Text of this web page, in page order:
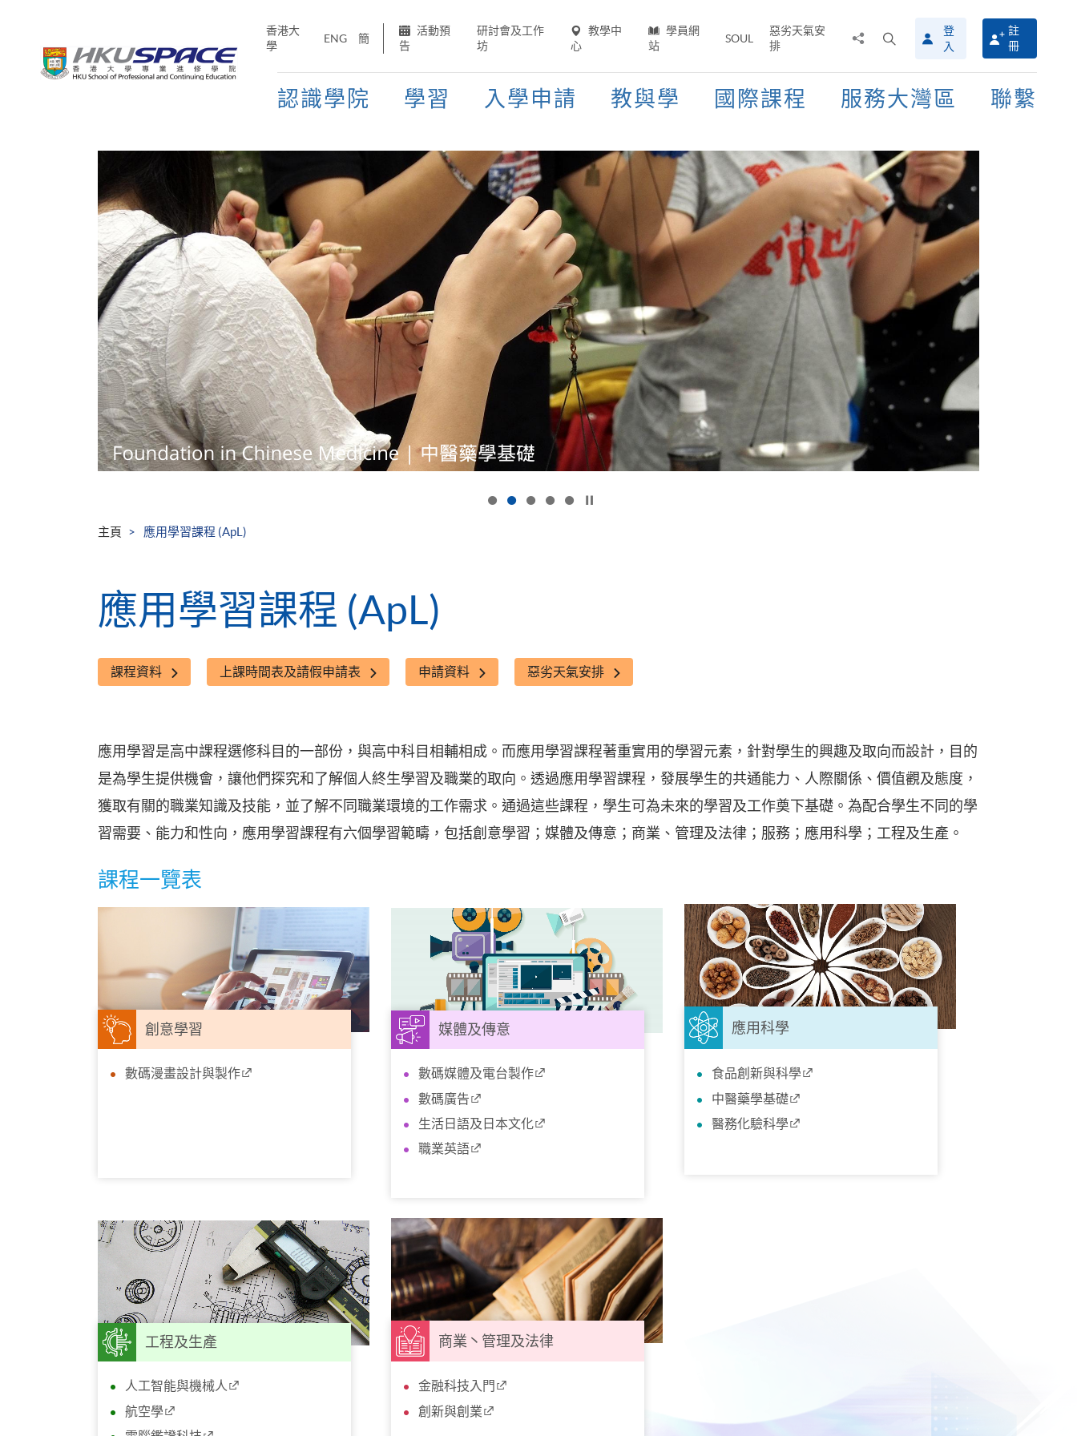
香港大
學
ENG 簡
活動預
告
研討會及工作
坊
教學中
心
學員網
站
SOUL
惡劣天氣安
排
搜
尋
介
登
入
註
冊
認識學院 學習 入學申請 教與學 國際課程 服務大灣區 聯繫
主頁 應用學習課程 (ApL)
應用學習課程 (ApL)
課程資料 上課時間表及請假申請表 申請資料 惡劣天氣安排
應用學習是高中課程選修科目的一部份，與高中科目相輔相成。而應用學習課程著重實用的學習元素，針對學生的興趣及取向而設計，目的
是為學生提供機會，讓他們探究和了解個人終生學習及職業的取向。透過應用學習課程，發展學生的共通能力、人際關係、價值觀及態度，
獲取有關的職業知識及技能，並了解不同職業環境的工作需求。通過這些課程，學生可為未來的學習及工作奠下基礎。為配合學生不同的學
習需要、能力和性向，應用學習課程有六個學習範疇，包括創意學習；媒體及傳意；商業、管理及法律；服務；應用科學；工程及生產。
課程一覽表
創意學習
數碼漫畫設計與製作
媒體及傳意
數碼媒體及電台製作
數碼廣告
生活日語及日本文化
職業英語
應用科學
食品創新與科學
中醫藥學基礎
醫務化驗科學
工程及生產
人工智能與機械人
航空學
商業丶管理及法律
金融科技入門
創新與創業